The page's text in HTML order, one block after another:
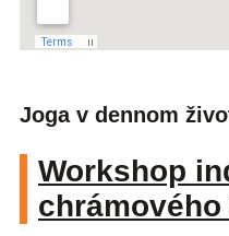
Joga v dennom
Workshop
chrámového